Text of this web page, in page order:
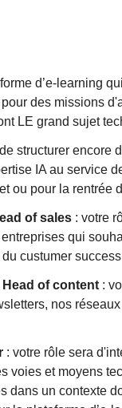
d’e-learning
des missions
LE grand sujet
structurer encore
IA au service
ou pour la rentrée
of sales : votre
qui
custumer
of content :
nos
: votre rôle sera
voies et moyens
dans un contexte